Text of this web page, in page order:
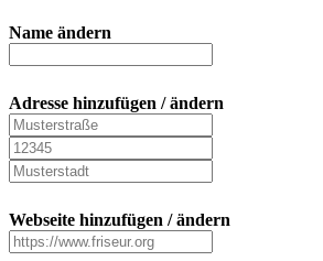
Name ändern
Adresse hinzufügen / ändern
Webseite hinzufügen / ändern